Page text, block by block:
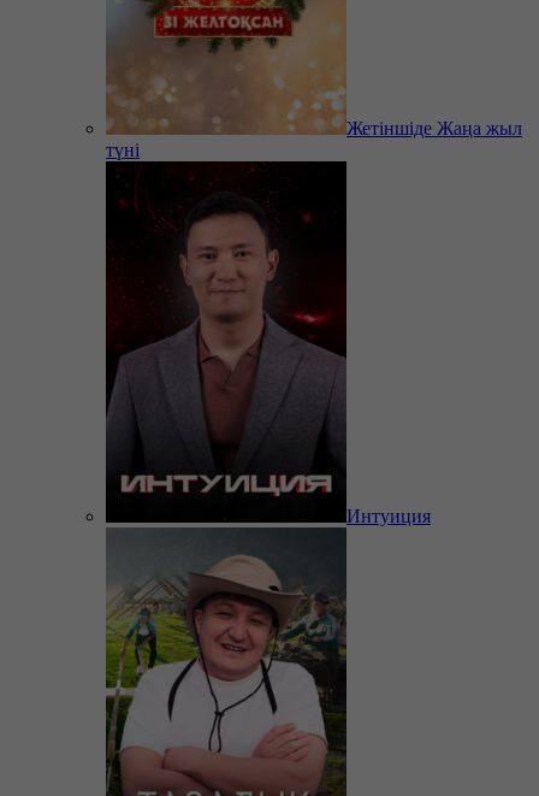
Жетіншіде Жаңа жыл
түні
Интуиция